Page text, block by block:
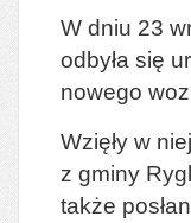
W dniu 23
odbyła się
nowego
Wzięły w
z gminy
także